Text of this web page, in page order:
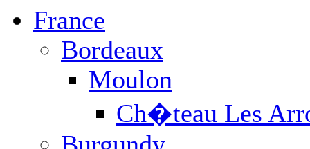
France
Bordeaux
Moulon
Ch�teau Les